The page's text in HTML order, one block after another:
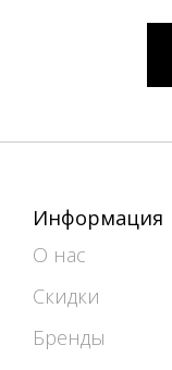
Информация
О нас
Скидки
Бренды